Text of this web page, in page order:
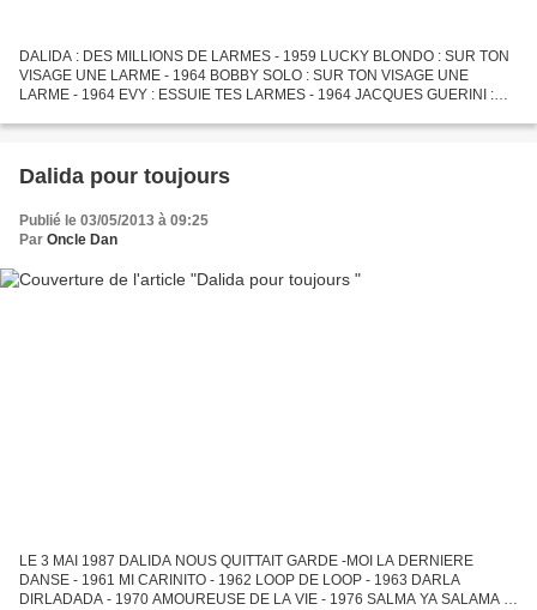
DALIDA : DES MILLIONS DE LARMES - 1959 LUCKY BLONDO : SUR TON
VISAGE UNE LARME - 1964 BOBBY SOLO : SUR TON VISAGE UNE
LARME - 1964 EVY : ESSUIE TES LARMES - 1964 JACQUES GUERINI :
- 1964...
Dalida pour toujours
Publié le 03/05/2013 à 09:25
Par Oncle Dan
LE 3 MAI 1987 DALIDA NOUS QUITTAIT GARDE -MOI LA DERNIERE
DANSE - 1961 MI CARINITO - 1962 LOOP DE LOOP - 1963 DARLA
DIRLADADA - 1970 AMOUREUSE DE LA VIE - 1976 SALMA YA SALAMA -